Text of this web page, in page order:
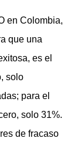
en Colombia,
que una
es el
solo
para el
solo 31%.
de fracaso